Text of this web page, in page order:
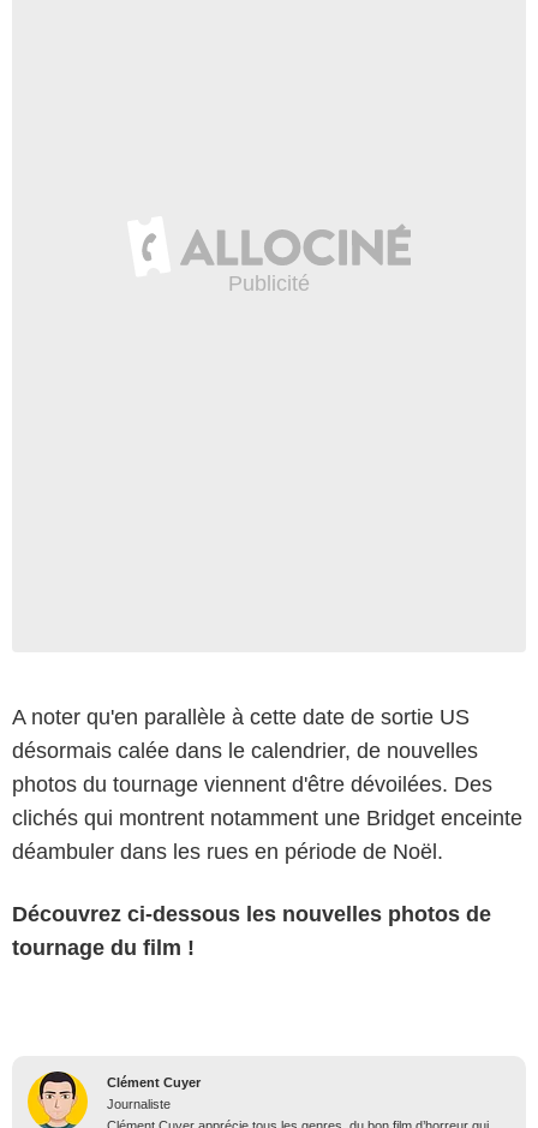
A noter qu'en parallèle à cette date de sortie US
désormais calée dans le calendrier, de nouvelles
photos du tournage viennent d'être dévoilées. Des
clichés qui montrent notamment une Bridget enceinte
déambuler dans les rues en période de Noël.
Découvrez ci-dessous les nouvelles photos de
tournage du film !
Clément Cuyer
Journaliste
Clément Cuyer apprécie tous les genres, du bon film d’horreur qui